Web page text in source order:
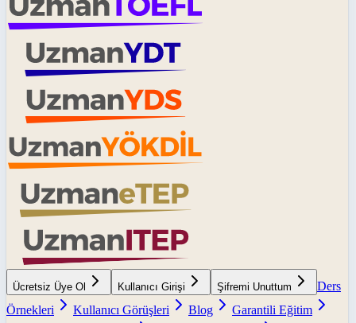
Ücretsiz Üye Ol Kullanıcı Girişi Şifremi Unuttum
Ders
Örnekleri
Kullanıcı Görüşleri Blog
Garantili Eğitim